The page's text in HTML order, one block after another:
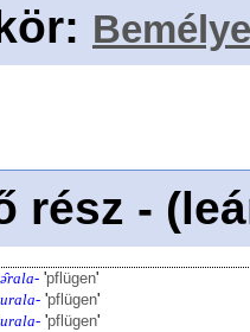
:
rész -
'pflügen'
'pflügen'
'pflügen'